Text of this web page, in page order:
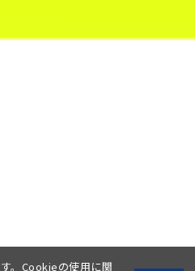
。Cookieの使用に関